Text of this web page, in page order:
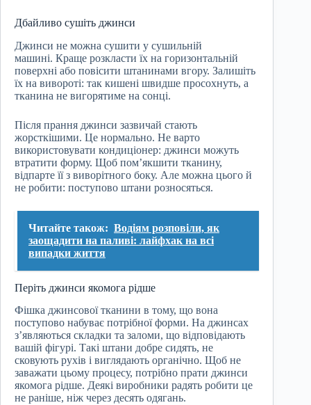
Дбайливо сушіть джинси
Джинси не можна сушити у сушильній
машині. Краще розкласти їх на горизонтальній
поверхні або повісити штанинами вгору. Залишіть
їх на вивороті: так кишені швидше просохнуть, а
тканина не вигорятиме на сонці.
Після прання джинси зазвичай стають
жорсткішими. Це нормально. Не варто
використовувати кондиціонер: джинси можуть
втратити форму. Щоб пом’якшити тканину,
відпарте її з виворітного боку. Але можна цього й
не робити: поступово штани розносяться.
Читайте також: Водіям розповіли, як
заощадити на паливі: лайфхак на всі
випадки життя
Періть джинси якомога рідше
Фішка джинсової тканини в тому, що вона
поступово набуває потрібної форми. На джинсах
з’являються складки та заломи, що відповідають
вашій фігурі. Такі штани добре сидять, не
сковують рухів і виглядають органічно. Щоб не
заважати цьому процесу, потрібно прати джинси
якомога рідше. Деякі виробники радять робити це
не раніше, ніж через десять одягань.